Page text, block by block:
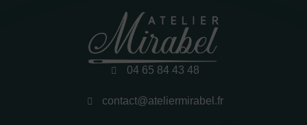
04 65 84 43 48
contact@ateliermirabel.fr